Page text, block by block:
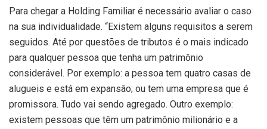
Para chegar a Holding Familiar é necessário avaliar o caso
na sua individualidade. “Existem alguns requisitos a serem
seguidos. Até por questões de tributos é o mais indicado
para qualquer pessoa que tenha um patrimônio
considerável. Por exemplo: a pessoa tem quatro casas de
alugueis e está em expansão; ou tem uma empresa que é
promissora. Tudo vai sendo agregado. Outro exemplo:
existem pessoas que têm um patrimônio milionário e a